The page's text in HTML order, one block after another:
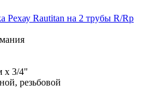
Рехау Rautitan на 2 трубы R/Rp
x 3/4"
резьбовой